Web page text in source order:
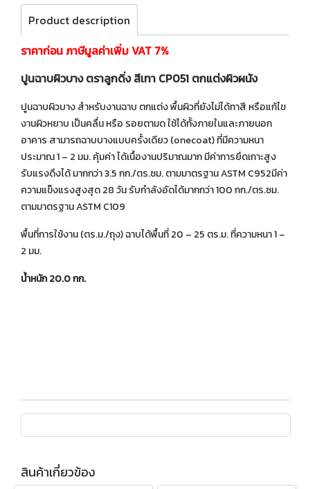
Product description
ราคาก่อน ภาษีมูลค่าเพิ่ม VAT 7%
ปูนฉาบผิวบาง ตราลูกดิ่ง สีเทา CP051 ตกแต่งผิวผนัง
ปูนฉาบผิวบาง สำหรับงานฉาบ ตกแต่ง พื้นผิวที่ยังไม่ได้ทาสี หรือแก้ไข
งานผิวหยาบ เป็นคลื่น หรือ รอยตามด ใช้ได้ทั้งภายในและภายนอก
อาคาร สามารถฉาบบางแบบครั้งเดียว (onecoat) ที่มีความหนา
ประมาณ 1 – 2 มม. คุ้มค่า ได้เนื้องานปริมาณมาก มีค่าการยึดเกาะสูง
รับแรงดึงได้ มากกว่า 3.5 กก./ตร.ซม. ตามมาตรฐาน ASTM C952มีค่า
ความแข็งแรงสูงสุด 28 วัน รับกำลังอัดได้มากกว่า 100 กก./ตร.ซม.
ตามมาตรฐาน ASTM C109
พื้นที่การใช้งาน (ตร.ม./ถุง) ฉาบได้พื้นที่ 20 – 25 ตร.ม. ที่ความหนา 1 –
2 มม.
น้ำหนัก 20.0 กก.
สินค้าเกี่ยวข้อง